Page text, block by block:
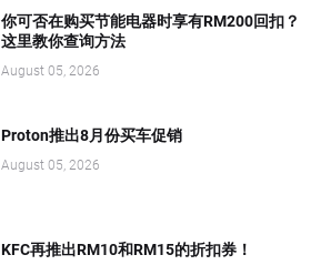
你可否在购买节能电器时享有RM200回扣？
这里教你查询方法
August 05, 2026
Proton推出8月份买车促销
August 05, 2026
KFC再推出RM10和RM15的折扣券！